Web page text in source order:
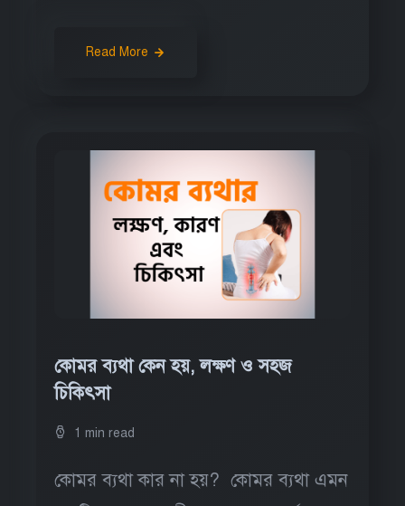
Read More
কোমর ব্যথা কেন হয়, লক্ষণ ও সহজ
চিকিৎসা
1 min read
কোমর ব্যথা কার না হয়? কোমর ব্যথা এমন